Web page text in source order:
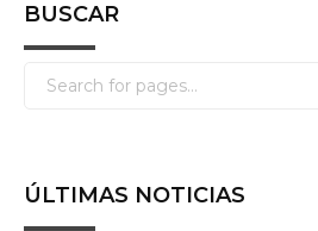
BUSCAR
ÚLTIMAS NOTICIAS